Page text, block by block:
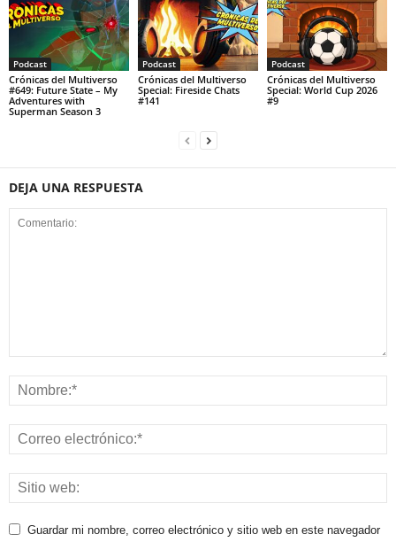
Podcast
Crónicas del Multiverso
#649: Future State – My
Adventures with
Superman Season 3
Podcast
Crónicas del Multiverso
Special: Fireside Chats
#141
Podcast
Crónicas del Multiverso
Special: World Cup 2026
#9
DEJA UNA RESPUESTA
Guardar mi nombre, correo electrónico y sitio web en este navegador